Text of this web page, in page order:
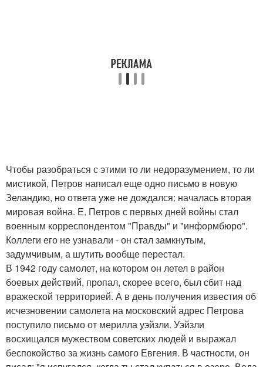
Чтобы разобраться с этими то ли недоразумением, то ли
мистикой, Петров написал еще одно письмо в новую
Зеландию, но ответа уже не дождался: началась вторая
мировая война. Е. Петров с первых дней войны стал
военным корреспондентом "Правды" и "информбюро".
Коллеги его не узнавали - он стал замкнутым,
задумчивым, а шутить вообще перестал.
В 1942 году самолет, на котором он летел в район
боевых действий, пропал, скорее всего, был сбит над
вражеской территорией. А в день получения известия об
исчезновении самолета на московский адрес Петрова
поступило письмо от мерилла уэйзли. Уэйзли
восхищался мужеством советских людей и выражал
беспокойство за жизнь самого Евгения. В частности, он